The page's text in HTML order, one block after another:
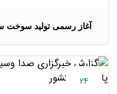
آغاز رسمی تولید سوخت
24